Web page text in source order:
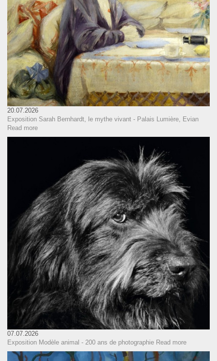
20.07.2026
Exposition Sarah Bernhardt, le mythe vivant - Palais Lumière, Evian
Read more
07.07.2026
Exposition Modèle animal - 200 ans de photographie Read more